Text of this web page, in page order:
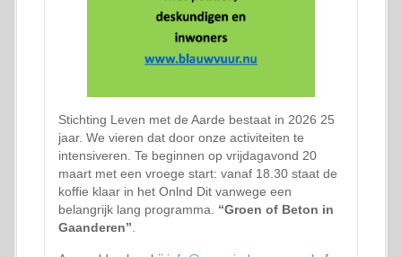
Stichting Leven met de Aarde bestaat in 2026 25
jaar. We vieren dat door onze activiteiten te
intensiveren. Te beginnen op vrijdagavond 20
maart met een vroege start: vanaf 18.30 staat de
koffie klaar in het Onlnd Dit vanwege een
belangrijk lang programma. “Groen of Beton in
Gaanderen”